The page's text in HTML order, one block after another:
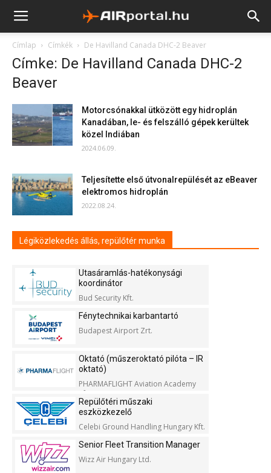
Címlap Címkék De Havilland Canada DHC-2 Beaver
Címke: De Havilland Canada DHC-2
Beaver
Motorcsónakkal ütközött egy hidroplán
Kanadában, le- és felszálló gépek kerültek
közel Indiában
2024.06.09.
Teljesítette első útvonalrepülését az eBeaver
elektromos hidroplán
2022.08.24.
Légiközlekedés állás, repülőtér munka
Utasáramlás-hatékonysági
koordinátor
Bud Security Kft.
Fénytechnikai karbantartó
Budapest Airport Zrt.
Oktató (műszeroktató pilóta – IR
oktató)
PHARMAFLIGHT Aviation Academy
Kft.
Repülőtéri műszaki
eszközkezelő
Celebi Ground Handling Hungary Kft.
Senior Fleet Transition Manager
Wizz Air Hungary Ltd.